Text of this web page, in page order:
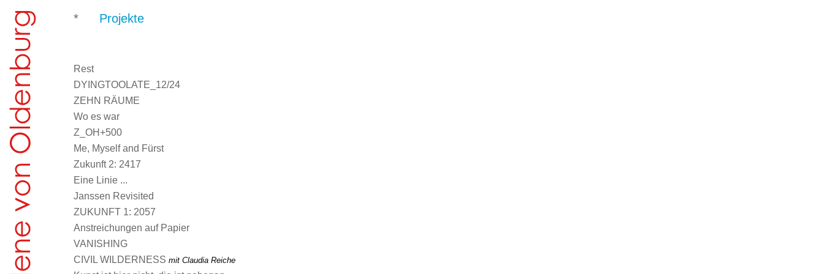
* Projekte
Rest
DYINGTOOLATE_12/24
ZEHN RÄUME
Wo es war
Z_OH+500
Me, Myself and Fürst
Zukunft 2: 2417
Eine Linie ...
Janssen Revisited
ZUKUNFT 1: 2057
Anstreichungen auf Papier
VANISHING
CIVIL WILDERNESS mit Claudia Reiche